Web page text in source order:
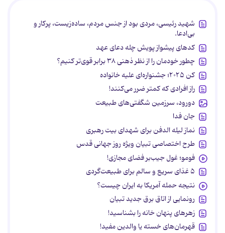
شهید رئیسی، مردی بود از جنس مردم، ساده‌زیست، پرکار و
بی‌ادعا.
کدهای پیشواز پویش چله دعای عهد
چطور خودمان را از نظر ذهنی ۳۸ برابر قوی‌تر کنیم؟
کن ۲۰۲۵؛ جشنواره‌ای علیه خانواده
راز افرادی که کمتر ضرر می‌کنند!
دورود، سرزمین شگفتی‌های طبیعت
جان فدا
نماز لیله الدفن برای شهدای بیت رهبری
طرح اختصاصی تبیان ویژه روز جهانی قدس
فومو؛ غول جیب‌بر فضای مجازی!
۵ غذای سریع و سالم برای طبیعت‌گردی
نتیجه حمله آمریکا به ایران چیست؟
رونمایی از اتاق برق جدید تبیان
زهرهای پنهان خانه را بشناسید!
قهرمان‌های خسته یا والدین مفید!